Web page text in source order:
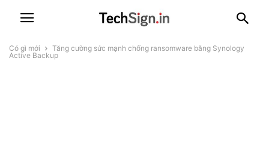
Có gì mới
Tăng cường sức mạnh chống ransomware bằng Synology
Active Backup